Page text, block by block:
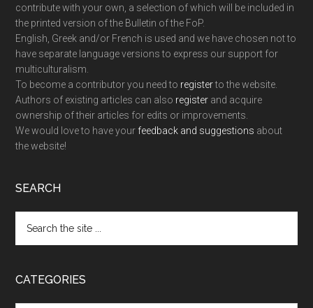
contribute with your own, a selection of which will be included in
the printed version of the Bulletin of the FoP.
English, Greek and/or French is used and we have chosen not to
have separate language versions to express our support for
multiculturalism.
To become a contributor you need to registerto the website.
Authors of existing articles can also register and acquire
ownership of their articles for edits or improvements.
We would love to have your feedback and suggestions about
the website!
SEARCH
the
CATEGORIES